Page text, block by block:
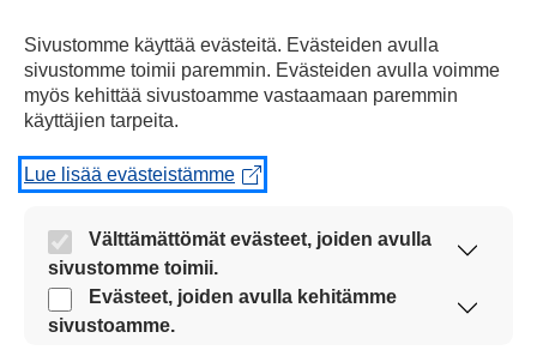
Topi Raitanen on 3 000 metrin estejuoksun
hallitseva Euroopan mestai. Raitanen kuitenkin
loukkasi nilkkansa ennen kisoja, joten hänen
kuntonsa on arvoitus. Kuva: Lehtikuva / Emmi
Sivustomme käyttää evästeitä. Evästeiden avulla
sivustomme toimii paremmin. Evästeiden avulla voimme
myös kehittää sivustoamme vastaamaan paremmin
käyttäjien tarpeita.
Lue lisää evästeistämme
Välttämättömät evästeet, joiden avulla
sivustomme toimii.
Nämä evästeet ovat aina käytössä, jotta
sivustoamme voi käyttää sujuvasti ja turvallisesti.
Evästeet, joiden avulla kehitämme
sivustoamme.